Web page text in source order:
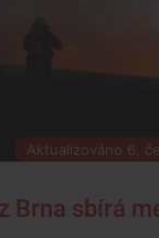
Aktualizováno 6.
Brna sbírá